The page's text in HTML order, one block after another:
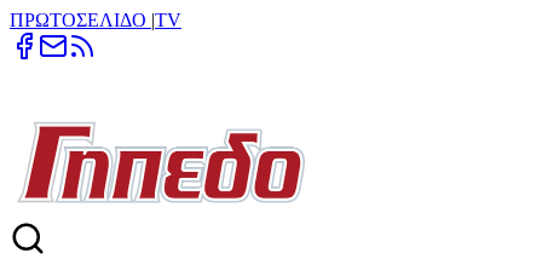
ΠΡΩΤΟΣΕΛΙΔΟ |TV